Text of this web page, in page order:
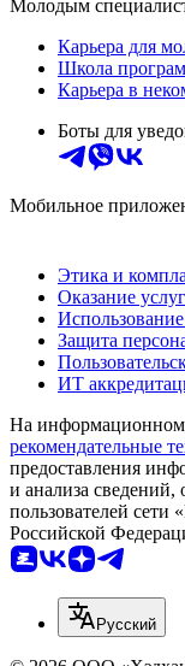
Молодым
Карьера для
Школа
Карьера в
Боты для
Мобильное
Этика и
Оказание услуг
Защита
ИТ
На информационном
рекомендательные
предоставления
и анализа
пользователей сети
Российской
Русский